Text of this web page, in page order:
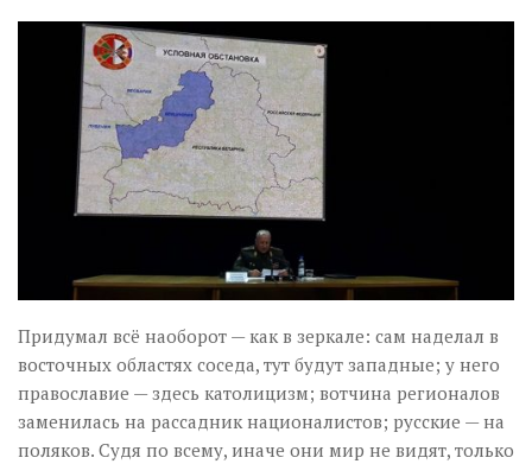
Придумал всё наоборот — как в зеркале: сам наделал в
восточных областях соседа, тут будут западные; у него
православие — здесь католицизм; вотчина регионалов
заменилась на рассадник националистов; русские — на
поляков. Судя по всему, иначе они мир не видят, только